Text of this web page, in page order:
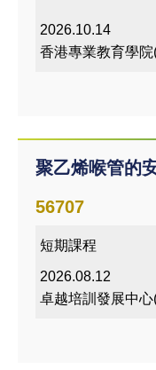
2026.10.14
香港專業教育學院
聚乙烯喉管的
56707
短期課程
2026.08.12
卓越培訓發展中